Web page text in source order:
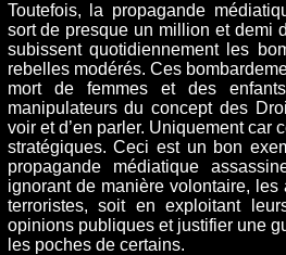
Toutefois, la propagande
sort de presque un million et demi
subissent quotidiennement les
rebelles modérés. Ces
mort de femmes et des
manipulateurs du concept des
voir et d’en parler. Uniquement car
stratégiques. Ceci est un bon
propagande médiatique
ignorant de manière volontaire,
terroristes, soit en exploitant
opinions publiques et justifier une
les poches de certains.